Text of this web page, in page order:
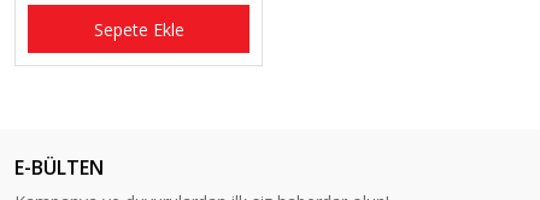
Sepete Ekle
E-BÜLTEN